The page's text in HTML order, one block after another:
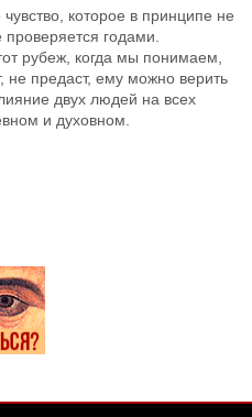
которое в принципе не
годами.
рубеж, когда мы понимаем,
не предаст, ему можно верить
двух людей на всех
и духовном.